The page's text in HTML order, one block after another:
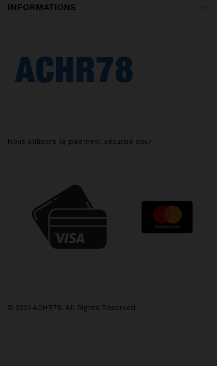
INFORMATIONS
© 2021 ACHR78. All Rights Reserved
Nous utilisons le paiement sécurisé pour